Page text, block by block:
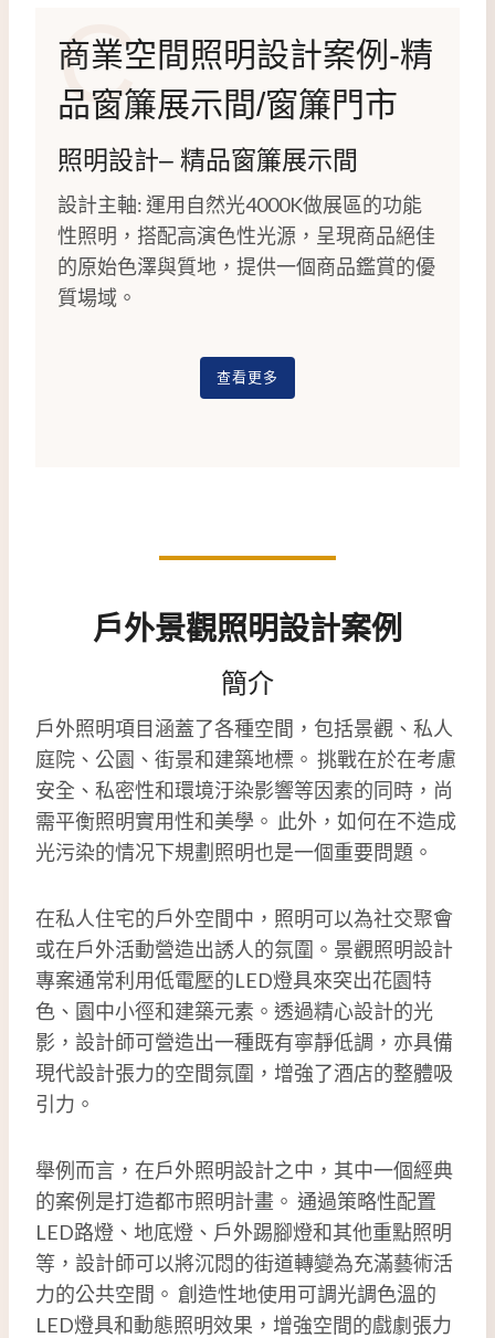
C
商業空間照明設計案例-精
品窗簾展示間/窗簾門市
照明設計– 精品窗簾展示間
設計主軸: 運用自然光4000K做展區的功能
性照明，搭配高演色性光源，呈現商品絕佳
的原始色澤與質地，提供一個商品鑑賞的優
質場域。
查看更多
戶外景觀照明設計案例
簡介
戶外照明項目涵蓋了各種空間，包括景觀、私人
庭院、公園、街景和建築地標。 挑戰在於在考慮
安全、私密性和環境汙染影響等因素的同時，尚
需平衡照明實用性和美學。 此外，如何在不造成
光污染的情况下規劃照明也是一個重要問題。
在私人住宅的戶外空間中，照明可以為社交聚會
或在戶外活動營造出誘人的氛圍。景觀照明設計
專案通常利用低電壓的LED燈具來突出花園特
色、園中小徑和建築元素。透過精心設計的光
影，設計師可營造出一種既有寧靜低調，亦具備
現代設計張力的空間氛圍，增強了酒店的整體吸
引力。
舉例而言，在戶外照明設計之中，其中一個經典
的案例是打造都市照明計畫。 通過策略性配置
LED路燈、地底燈、戶外踢腳燈和其他重點照明
等，設計師可以將沉悶的街道轉變為充滿藝術活
力的公共空間。 創造性地使用可調光調色溫的
LED燈具和動態照明效果，增強空間的戲劇張力